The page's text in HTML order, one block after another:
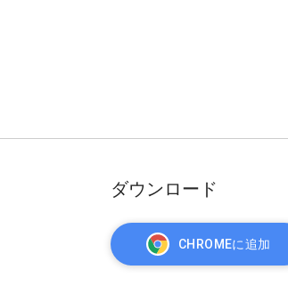
ダウンロード
CHROMEに追加